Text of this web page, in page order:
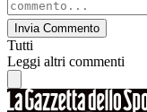
Invia Commento
Tutti
Leggi altri commenti